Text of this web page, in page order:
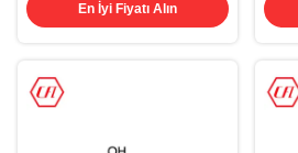
En İyi Fiyatı Alın